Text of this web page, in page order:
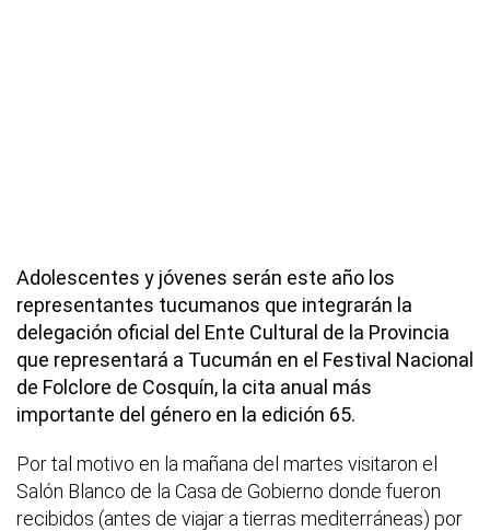
Adolescentes y jóvenes serán este año los
representantes tucumanos que integrarán la
delegación oficial del Ente Cultural de la Provincia
que representará a Tucumán en el Festival Nacional
de Folclore de Cosquín, la cita anual más
importante del género en la edición 65.
Por tal motivo en la mañana del martes visitaron el
Salón Blanco de la Casa de Gobierno donde fueron
recibidos (antes de viajar a tierras mediterráneas) por